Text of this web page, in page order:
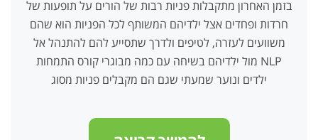
בזמן האחרון מתקבלות פניות רבות של הורים על תופעות של
חרדות ופחדים אצל ילדיהם המשותף לכל הפניות הוא שהם
משוועים לעזרה, לטיפים ולדרך שתסייע להם להתנהל אל
מול ילדיהם בשיחה עם כמה מבוגרי קורס התמחות NLP
ילדים ונוער שמעתי שגם הם מקבלים פניות מסוג